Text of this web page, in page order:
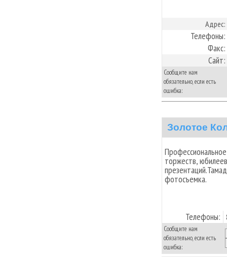
Адрес:
Телефоны:
Факс:
Сайт:
Сообщите нам
обязательно, если есть
ошибка:
Золотое
торжеств,
фотосъемка.
Телефоны:
Сообщите нам
обязательно, если есть
ошибка: